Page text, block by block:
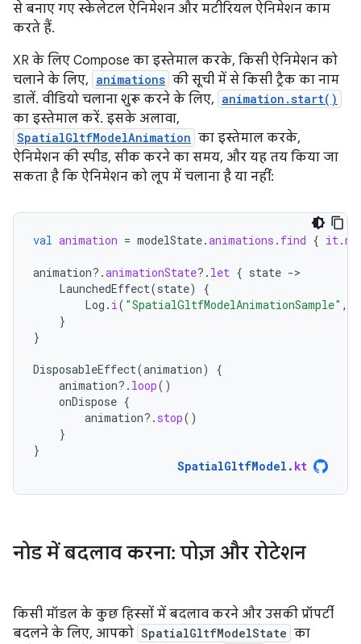
से बनाए गए स्केलेटल ऐनिमेशन और मटीरियल ऐनिमेशन काम
करते हैं.
XR के लिए Compose का इस्तेमाल करके, किसी ऐनिमेशन को
चलाने के लिए, animations की सूची में से किसी ट्रैक का नाम
डालें. वीडियो चलाना शुरू करने के लिए, animation.start()
का इस्तेमाल करें. इसके अलावा,
SpatialGltfModelAnimation का इस्तेमाल करके,
ऐनिमेशन की स्पीड, सीक करने का समय, और यह तय किया जा
सकता है कि ऐनिमेशन को लूप में चलाना है या नहीं:
val animation = modelState.animations . find { it.
animation?.animationState?. let { state -
LaunchedEffect(state)
{
Log . i( "SpatialGltfModelAnimationSample" ,
}
}
DisposableEffect(animation)
{
animation?. loop()
onDispose {
animation?. stop()
}
}
SpatialGltfModel . kt
नोड में बदलाव करना: पोज़ और रोटेशन
किसी मॉडल के कुछ हिस्सों में बदलाव करने और उसकी प्रॉपर्टी
बदलने के लिए, आपको SpatialGltfModelState का